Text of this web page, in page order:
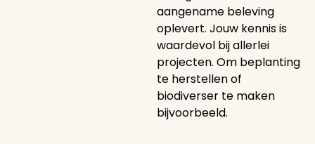
aangename beleving
oplevert. Jouw kennis is
waardevol bij allerlei
projecten. Om beplanting
te herstellen of
biodiverser te maken
bijvoorbeeld.